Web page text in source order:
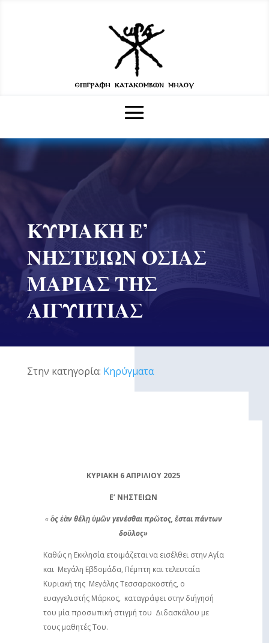
ΚΥΡΙΑΚΗ Ε’
ΝΗΣΤΕΙΩΝ ΟΣΙΑΣ
ΜΑΡΙΑΣ ΤΗΣ
ΑΙΓΥΠΤΙΑΣ
Στην κατηγορία: Κηρύγματα
ΚΥΡΙΑΚΗ 6 ΑΠΡΙΛΙΟΥ 2025
Ε’ ΝΗΣΤΕΙΩΝ
«ὃς ἐὰν θέλῃ ὑμῶν γενέσθαι πρῶτος, ἔσται πάντων
δοῦλος»
Καθώς η Εκκλησία ετοιμάζεται να εισέλθει στην Αγία
και Μεγάλη Εβδομάδα, Πέμπτη και τελευταία
Κυριακή της Μεγάλης Τεσσαρακοστής, ο
ευαγγελιστής Μάρκος, καταγράφει στην διήγησή
του μία προσωπική στιγμή του Διδασκάλου με
τους μαθητές Του.